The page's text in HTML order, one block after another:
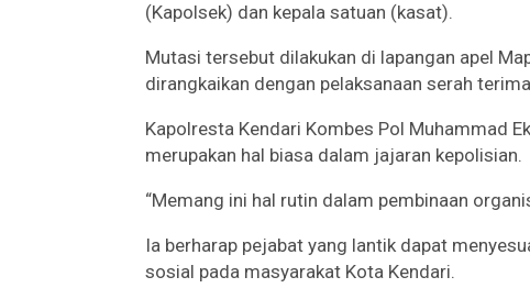
(Kapolsek) dan kepala satuan (kasat).
Mutasi tersebut dilakukan di lapangan apel
dirangkaikan dengan pelaksanaan serah
Kapolresta Kendari Kombes Pol Muhammad
merupakan hal biasa dalam jajaran kepolisian.
“Memang ini hal rutin dalam pembinaan
Ia berharap pejabat yang lantik dapat
sosial pada masyarakat Kota Kendari.